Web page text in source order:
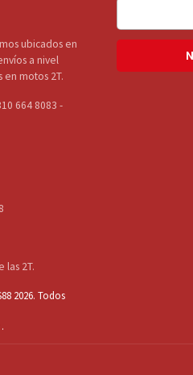
ubicados en
a nivel
en motos 2T.
664 8083 -
las 2T.
2026. Todos
.